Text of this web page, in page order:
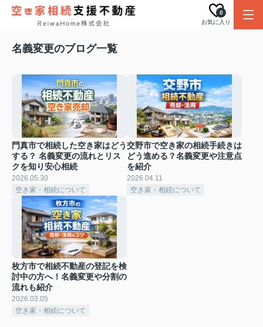
お気に入り
0
名義変更のブログ一覧
門真市で相続した空き家はどう
する？ 名義変更の流れとリス
クを知り安心相続
2026.05.30
空き家・相続について
交野市で空き家の相続手続きは
どう進める？名義変更や注意点
を紹介
2026.04.11
空き家・相続について
枚方市で相続不動産の登記を検
討中の方へ！名義変更や分割の
流れも紹介
2026.03.05
空き家・相続について